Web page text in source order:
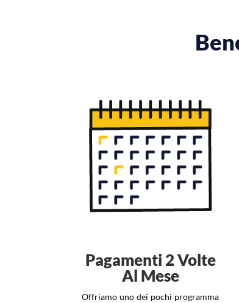
Pagamenti 2 Volte
Al Mese
Offriamo uno dei pochi programma